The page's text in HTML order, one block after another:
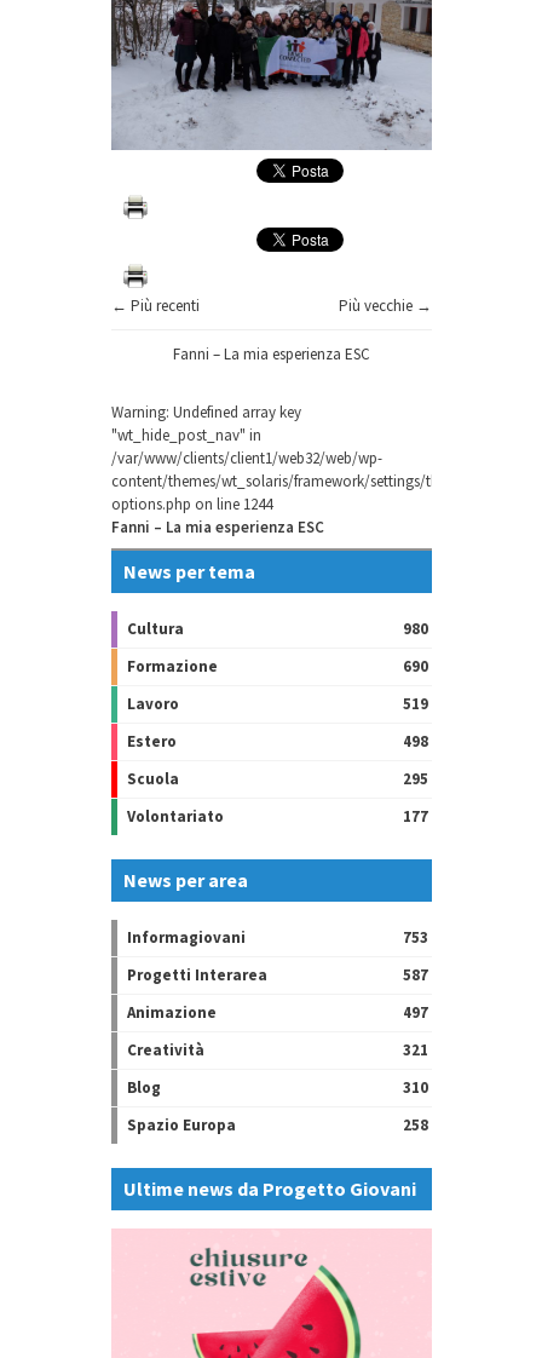
← Più recenti Più vecchie →
Fanni – La mia esperienza ESC
Warning: Undefined array key
"wt_hide_post_nav" in
/var/www/clients/client1/web32/web/wp-
content/themes/wt_solaris/framework/settings/theme-
options.php on line 1244
Fanni – La mia esperienza ESC
News per tema
Cultura
980
Formazione
690
Lavoro
519
Estero
498
Scuola
295
Volontariato
177
News per area
Informagiovani
753
Progetti Interarea
587
Animazione
497
Creatività
321
Blog
310
Spazio Europa
258
Ultime news da Progetto Giovani